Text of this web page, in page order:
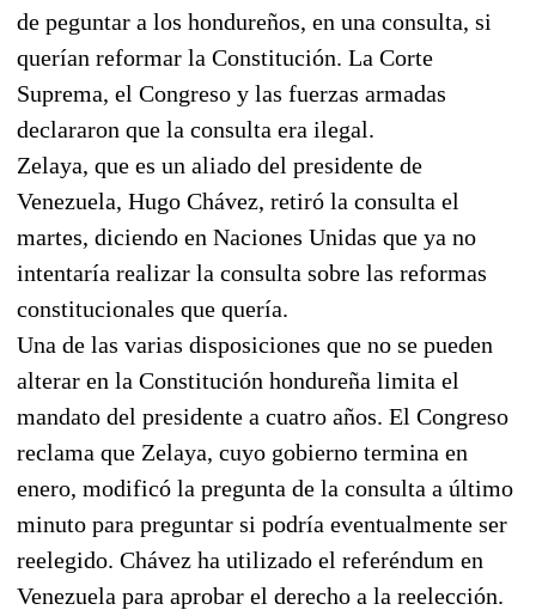
de peguntar a los hondureños, en una consulta, si
querían reformar la Constitución. La Corte
Suprema, el Congreso y las fuerzas armadas
declararon que la consulta era ilegal.
Zelaya, que es un aliado del presidente de
Venezuela, Hugo Chávez, retiró la consulta el
martes, diciendo en Naciones Unidas que ya no
intentaría realizar la consulta sobre las reformas
constitucionales que quería.
Una de las varias disposiciones que no se pueden
alterar en la Constitución hondureña limita el
mandato del presidente a cuatro años. El Congreso
reclama que Zelaya, cuyo gobierno termina en
enero, modificó la pregunta de la consulta a último
minuto para preguntar si podría eventualmente ser
reelegido. Chávez ha utilizado el referéndum en
Venezuela para aprobar el derecho a la reelección.